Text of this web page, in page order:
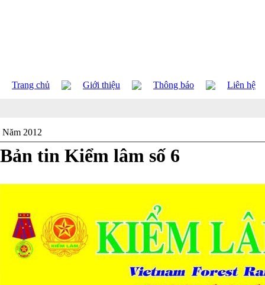
Trang chủ Giới thiệu Thông báo Liên hệ
Năm 2012
Bản tin Kiểm lâm số 6